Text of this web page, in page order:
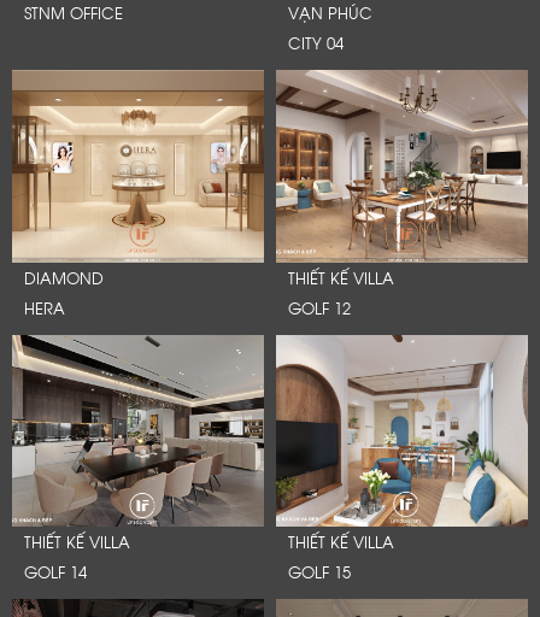
STNM OFFICE
VẠN PHÚC
CITY 04
DIAMOND
HERA
THIẾT KẾ VILLA
GOLF 12
THIẾT KẾ VILLA
GOLF 14
THIẾT KẾ VILLA
GOLF 15